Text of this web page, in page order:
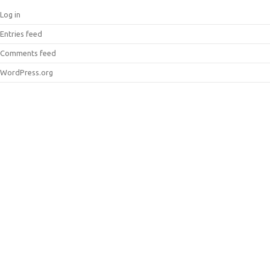
Log in
Entries feed
Comments feed
WordPress.org